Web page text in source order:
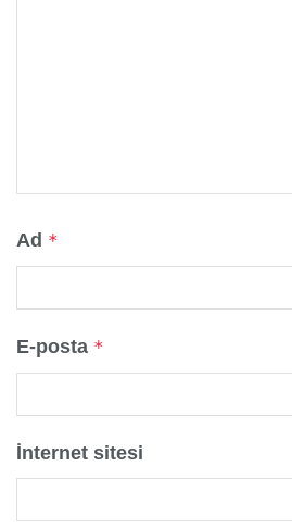
Ad *
E-posta *
İnternet sitesi